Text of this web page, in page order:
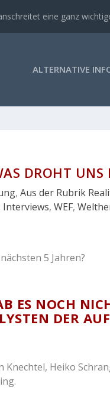
eine ganz
ALTERNATIVE
DROHT UNS
,Aus der Rubrik
Interviews,WEF,
ES NOCH
DER
Knechtel, Heiko